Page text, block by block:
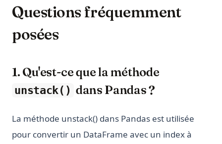
Questions fréquemment
posées
1. Qu'est-ce que la méthode
unstack() dans Pandas ?
La méthode unstack() dans Pandas est utilisée
pour convertir un DataFrame avec un index à